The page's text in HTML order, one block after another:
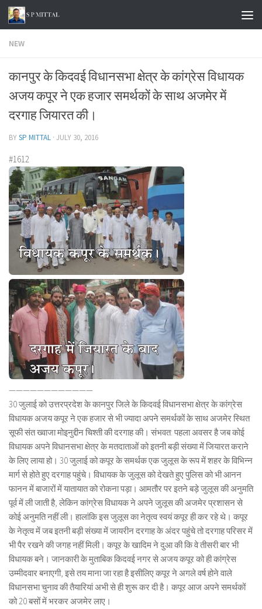
Skip to content
NEW
कानपुर के किदवई विधानसभा क्षेत्र के कांग्रेस विधायक
अजय कपूर ने एक हजार समर्थकों के साथ अजमेर में
दरगाह जियारत की।
BYSP MITTAL · JULY 30, 2016
#1612
————————————
30 जुलाई को उत्तरप्रदेश के कानपुर जिले के किदवई विधानसभा क्षेत्र के कांग्रेस
विधायक अजय कपूर ने एक हजार से भी ज्यादा अपने समर्थकों के साथ अजमेर स्थित
सूफी संत ख्वाजा मोइनुद्दीन चिश्ती की दरगाह की। संभवत: पहला अवसर है जब कोई
विधायक अपने विधानसभा क्षेत्र के मतदाताओं को इतनी बड़ी संख्या में जियारत कराने
के लिए लाया हो। 30 जुलाई को कपूर के समर्थक एक जुलूस के रूप में शहर के विभिन्न
मार्ग से होते हुए दरगाह पहुंचे। विधायक के जुलूस को देखते हुए पुलिस को भी आनन
फानन में बाजारों में यातायात को रोकना पड़ा। आमतौर पर इतने बड़े जुलूस की अनुमति
पूर्व में ली जाती है, लेकिन कांग्रेस विधायक ने अपने जुलूस की अजमेर प्रशासन से
कोई अनुमति नहीं ली। हालांकि इस जुलूस का नेतृत्व स्वयं कपूर ही कर रहे थे। कपूर
के नेतृत्व में जब इतनी बड़ी संख्या में जायरीन दरगाह के अंदर पहुंचे तो दरगाह परिसर में
भी पैर रखने की जगह नहीं मिली। कपूर के खादिम ने दुआ की कि वे तीसरी बार भी
विधायक बने। जानकारी के मुताबिक किदवई नगर से अजय कपूर को ही कांग्रेस
उम्मीदवार बनाएगी, इसे तय माना जा रहा है इसीलिए कपूर ने अगले वर्ष होने वाले
विधानसभा चुनाव की तैयारियां अभी से ही शुरू कर दी है। कपूर आज अपने समर्थकों
को 20 बसों में भरकर अजमेर लाए।